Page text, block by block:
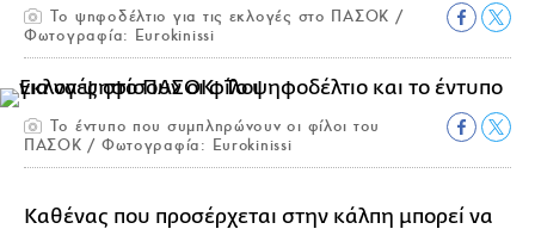
Το ψηφοδέλτιο για τις εκλογές στο ΠΑΣΟΚ /
Φωτογραφία: Eurokinissi
Το έντυπο που συμπληρώνουν οι φίλοι του
ΠΑΣΟΚ / Φωτογραφία: Eurokinissi
Καθένας που προσέρχεται στην κάλπη μπορεί να